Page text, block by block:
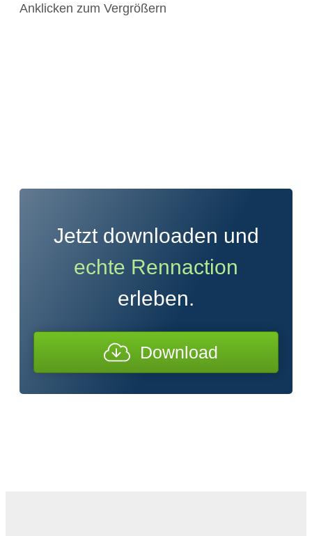
Anklicken zum Vergrößern
Jetzt downloaden und
echte Rennaction
erleben.
Download